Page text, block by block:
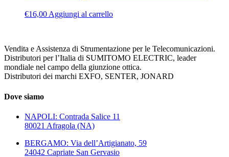
€16,00Aggiungi al carrello
Vendita e Assistenza di Strumentazione per le Telecomunicazioni.
Distributori per l’Italia di SUMITOMO ELECTRIC, leader
mondiale nel campo della giunzione ottica.
Distributori dei marchi EXFO, SENTER, JONARD
Dove siamo
NAPOLI: Contrada Salice 11
80021 Afragola (NA)
BERGAMO: Via dell’Artigianato, 59
24042 Capriate San Gervasio